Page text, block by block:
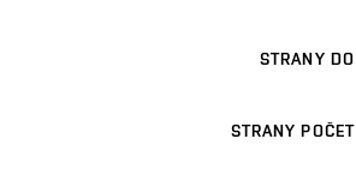
STRANY DO
STRANY POČET